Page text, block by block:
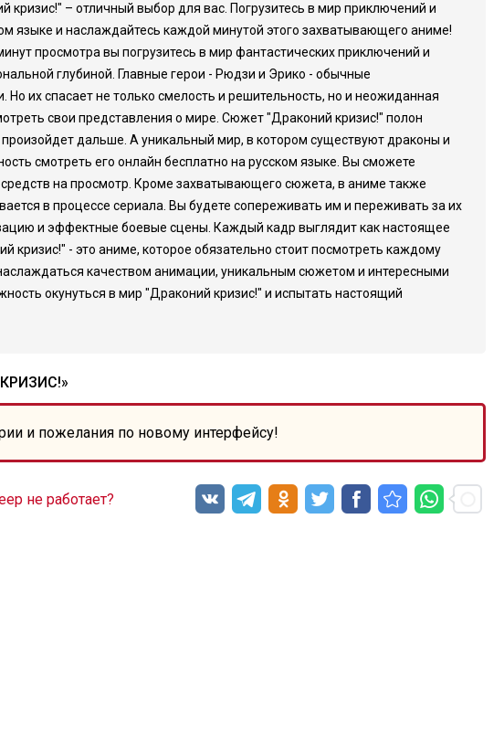
– отличный выбор для вас. Погрузитесь в мир приключений и
языке и наслаждайтесь каждой минутой этого захватывающего аниме!
просмотра вы погрузитесь в мир фантастических приключений и
глубиной. Главные герои - Рюдзи и Эрико - обычные
их спасает не только смелость и решительность, но и неожиданная
свои представления о мире. Сюжет "Драконий кризис!" полон
дальше. А уникальный мир, в котором существуют драконы и
смотреть его онлайн бесплатно на русском языке. Вы сможете
на просмотр. Кроме захватывающего сюжета, в аниме также
в процессе сериала. Вы будете сопереживать им и переживать за их
и эффектные боевые сцены. Каждый кадр выглядит как настоящее
- это аниме, которое обязательно стоит посмотреть каждому
качеством анимации, уникальным сюжетом и интересными
окунуться в мир "Драконий кризис!" и испытать настоящий
и пожелания по новому интерфейсу!
не работает?